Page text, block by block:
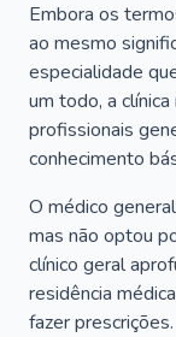
Embora os
ao mesmo
especialidade
um todo, a
profissionais
conhecimento
O médico
mas não optou
clínico geral
residência
fazer prescrições.